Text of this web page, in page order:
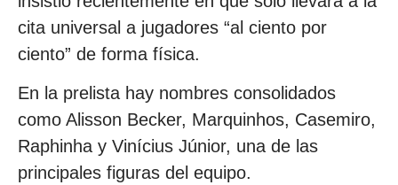
cita universal a jugadores “al ciento por
ciento” de forma física.
En la prelista hay nombres consolidados
como Alisson Becker, Marquinhos, Casemiro,
Raphinha y Vinícius Júnior, una de las
principales figuras del equipo.